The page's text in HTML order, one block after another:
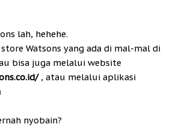
lah, hehehe.
Watsons yang ada di mal-mal di
bisa juga melalui website
, atau melalui aplikasi
nyobain?